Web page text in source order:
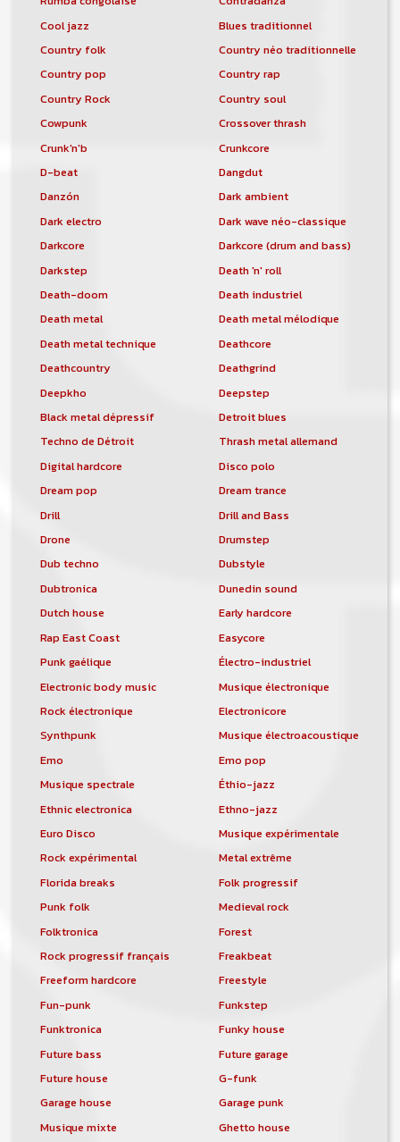
Cool jazz
Blues traditionnel
Country folk
Country néo traditionnelle
Country pop
Country rap
Country Rock
Country soul
Cowpunk
Crossover thrash
Crunk'n'b
Crunkcore
D-beat
Dangdut
Danzón
Dark ambient
Dark electro
Dark wave néo-classique
Darkcore
Darkcore (drum and bass)
Darkstep
Death 'n' roll
Death-doom
Death industriel
Death metal
Death metal mélodique
Death metal technique
Deathcore
Deathcountry
Deathgrind
Deepkho
Deepstep
Black metal dépressif
Detroit blues
Techno de Détroit
Thrash metal allemand
Digital hardcore
Disco polo
Dream pop
Dream trance
Drill
Drill and Bass
Drone
Drumstep
Dub techno
Dubstyle
Dubtronica
Dunedin sound
Dutch house
Early hardcore
Rap East Coast
Easycore
Punk gaélique
Électro-industriel
Electronic body music
Musique électronique
Rock électronique
Electronicore
Synthpunk
Musique électroacoustique
Emo
Emo pop
Musique spectrale
Éthio-jazz
Ethnic electronica
Ethno-jazz
Euro Disco
Musique expérimentale
Rock expérimental
Metal extrême
Florida breaks
Folk progressif
Punk folk
Medieval rock
Folktronica
Forest
Rock progressif français
Freakbeat
Freeform hardcore
Freestyle
Fun-punk
Funkstep
Funktronica
Funky house
Future bass
Future garage
Future house
G-funk
Garage house
Garage punk
Musique mixte
Ghetto house